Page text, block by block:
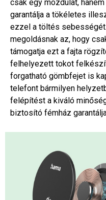
csak egy mozdulat,
garantálja a tökéletes
ezzel a töltés
megoldásnak az, hogy
támogatja ezt a fajta
felhelyezett tokot
forgatható gömbfejet is
telefont bármilyen
felépítést a kiváló
biztosító fémház